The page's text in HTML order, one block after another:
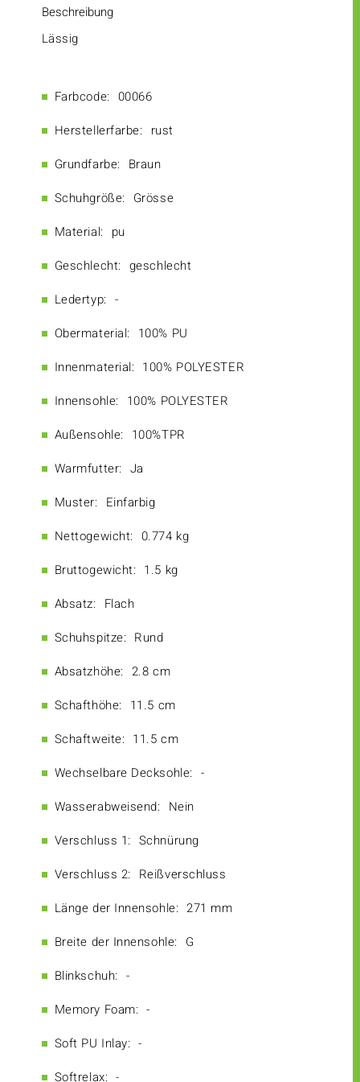
Beschreibung
Lässig
Farbcode: 00066
Herstellerfarbe: rust
Grundfarbe: Braun
Schuhgröße: Grösse
Material: pu
Geschlecht: geschlecht
Ledertyp: -
Obermaterial: 100% PU
Innenmaterial: 100% POLYESTER
Innensohle: 100% POLYESTER
Außensohle: 100%TPR
Warmfutter: Ja
Muster: Einfarbig
Nettogewicht: 0.774 kg
Bruttogewicht: 1.5 kg
Absatz: Flach
Schuhspitze: Rund
Absatzhöhe: 2.8 cm
Schafthöhe: 11.5 cm
Schaftweite: 11.5 cm
Wechselbare Decksohle: -
Wasserabweisend: Nein
Verschluss 1: Schnürung
Verschluss 2: Reißverschluss
Länge der Innensohle: 271 mm
Breite der Innensohle: G
Blinkschuh: -
Memory Foam: -
Soft PU Inlay: -
Softrelax: -